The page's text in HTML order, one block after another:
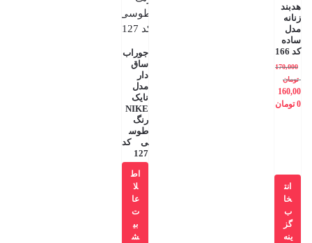
هدبند
زنانه
مدل
ساده
کد 166
170,000
تومان
160,00
0 تومان
انت
خا
ب
گز
ینه
جوراب
ساق
دار
مدل
نایک
NIKE
رنگ
طوس
ی کد
127
اط
لا
عا
ت
بی
ش